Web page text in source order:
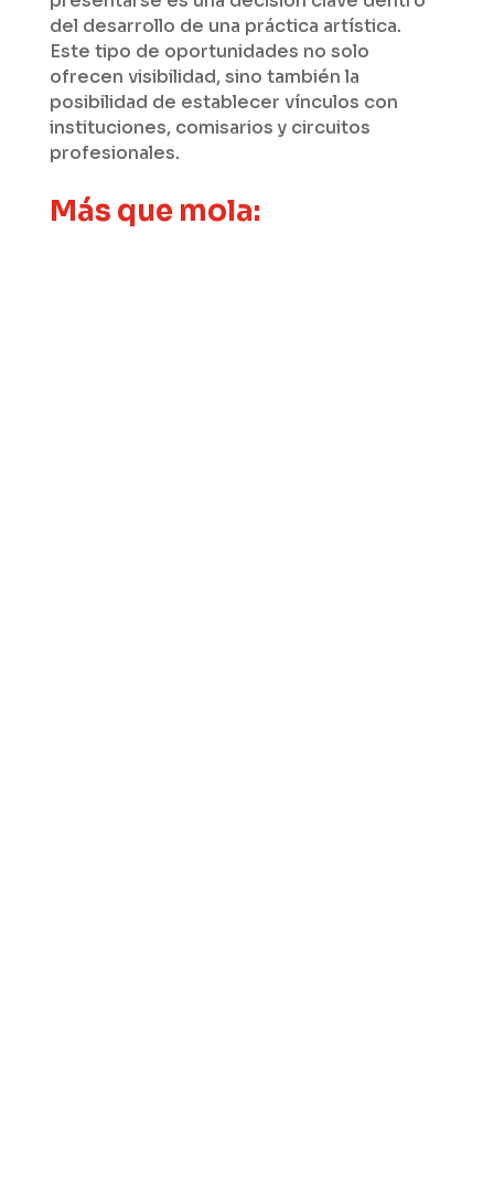
del desarrollo de una práctica artística.
Este tipo de oportunidades no solo
ofrecen visibilidad, sino también la
posibilidad de establecer vínculos con
instituciones, comisarios y circuitos
profesionales.
Más que mola: